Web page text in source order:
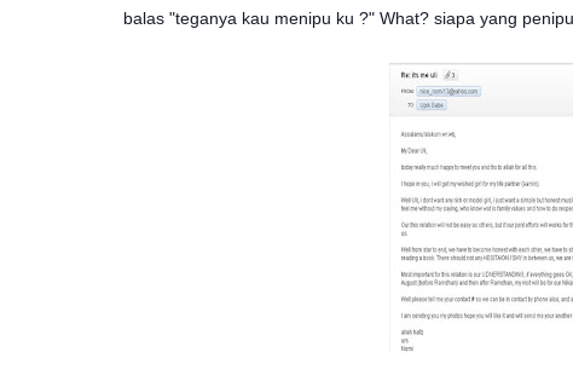
balas "teganya kau menipu ku ?" What? siapa yang